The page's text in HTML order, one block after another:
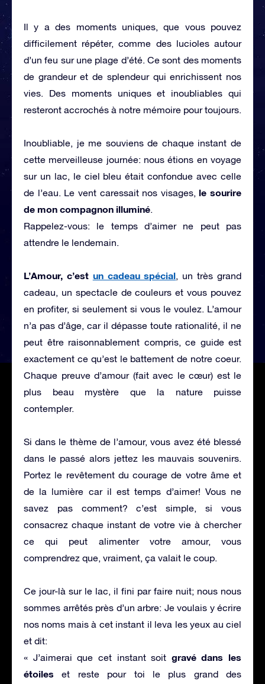
Il y a des moments uniques, que vous pouvez
difficilement répéter, comme des lucioles autour
d’un feu sur une plage d’été. Ce sont des moments
de grandeur et de splendeur qui enrichissent nos
vies. Des moments uniques et inoubliables qui
resteront accrochés à notre mémoire pour toujours.
Inoubliable, je me souviens de chaque instant de
cette merveilleuse journée: nous étions en voyage
sur un lac, le ciel bleu était confondue avec celle
de l’eau. Le vent caressait nos visages, le sourire
de mon compagnon illuminé.
Rappelez-vous: le temps d’aimer ne peut pas
attendre le lendemain.
L’Amour, c’est un cadeau spécial, un très grand
cadeau, un spectacle de couleurs et vous pouvez
en profiter, si seulement si vous le voulez. L’amour
n’a pas d’âge, car il dépasse toute rationalité, il ne
peut être raisonnablement compris, ce guide est
exactement ce qu’est le battement de notre coeur.
Chaque preuve d’amour (fait avec le cœur) est le
plus beau mystère que la nature puisse
contempler.
Si dans le thème de l’amour, vous avez été blessé
dans le passé alors jettez les mauvais souvenirs.
Portez le revêtement du courage de votre âme et
de la lumière car il est temps d’aimer! Vous ne
savez pas comment? c’est simple, si vous
consacrez chaque instant de votre vie à chercher
ce qui peut alimenter votre amour, vous
comprendrez que, vraiment, ça valait le coup.
Ce jour-là sur le lac, il fini par faire nuit; nous nous
sommes arrêtés près d’un arbre: Je voulais y écrire
nos noms mais à cet instant il leva les yeux au ciel
et dit:
« J’aimerai que cet instant soit gravé dans les
étoiles et reste pour toi le plus grand des